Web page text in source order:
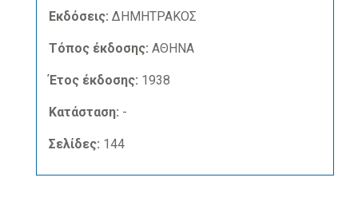
Εκδόσεις: ΔΗΜΗΤΡΑΚΟΣ
Τόπος έκδοσης: ΑΘΗΝΑ
Έτος έκδοσης: 1938
Κατάσταση: -
Σελίδες: 144